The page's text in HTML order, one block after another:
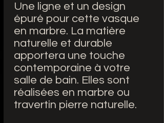
Une ligne et un design
épuré pour cette vasque
en marbre. La matière
naturelle et durable
apportera une touche
contemporaine à votre
salle de bain. Elles sont
réalisées en marbre ou
travertin pierre naturelle.